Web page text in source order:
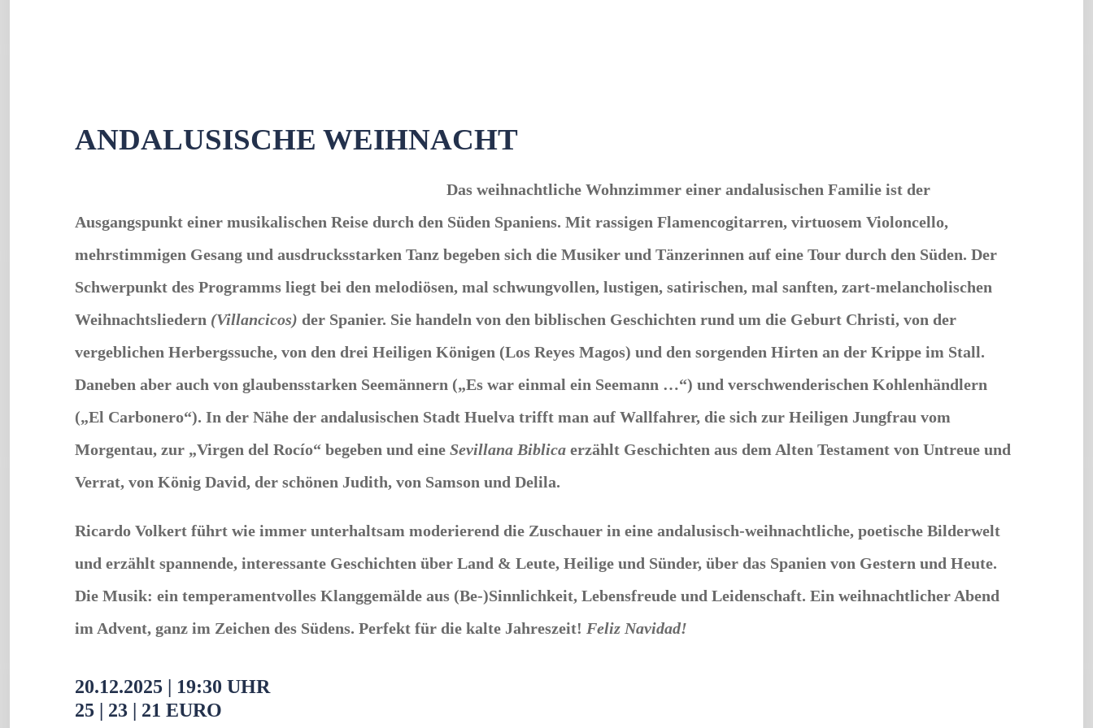
ANDALUSISCHE WEIHNACHT
Das weihnachtliche Wohnzimmer einer andalusischen Familie ist der
Ausgangspunkt einer musikalischen Reise durch den Süden Spaniens. Mit rassigen Flamencogitarren, virtuosem Violoncello,
mehrstimmigen Gesang und ausdrucksstarken Tanz begeben sich die Musiker und Tänzerinnen auf eine Tour durch den Süden. Der
Schwerpunkt des Programms liegt bei den melodiösen, mal schwungvollen, lustigen, satirischen, mal sanften, zart-melancholischen
Weihnachtsliedern (Villancicos) der Spanier. Sie handeln von den biblischen Geschichten rund um die Geburt Christi, von der
vergeblichen Herbergssuche, von den drei Heiligen Königen (Los Reyes Magos) und den sorgenden Hirten an der Krippe im Stall.
Daneben aber auch von glaubensstarken Seemännern („Es war einmal ein Seemann …“) und verschwenderischen Kohlenhändlern
(„El Carbonero“). In der Nähe der andalusischen Stadt Huelva trifft man auf Wallfahrer, die sich zur Heiligen Jungfrau vom
Morgentau, zur „Virgen del Rocío“ begeben und eine Sevillana Biblica erzählt Geschichten aus dem Alten Testament von Untreue und
Verrat, von König David, der schönen Judith, von Samson und Delila.
Ricardo Volkert führt wie immer unterhaltsam moderierend die Zuschauer in eine andalusisch-weihnachtliche, poetische Bilderwelt
und erzählt spannende, interessante Geschichten über Land & Leute, Heilige und Sünder, über das Spanien von Gestern und Heute.
Die Musik: ein temperamentvolles Klanggemälde aus (Be-)Sinnlichkeit, Lebensfreude und Leidenschaft. Ein weihnachtlicher Abend
im Advent, ganz im Zeichen des Südens. Perfekt für die kalte Jahreszeit! Feliz Navidad!
20.12.2025 | 19:30 UHR
25 | 23 | 21 EURO